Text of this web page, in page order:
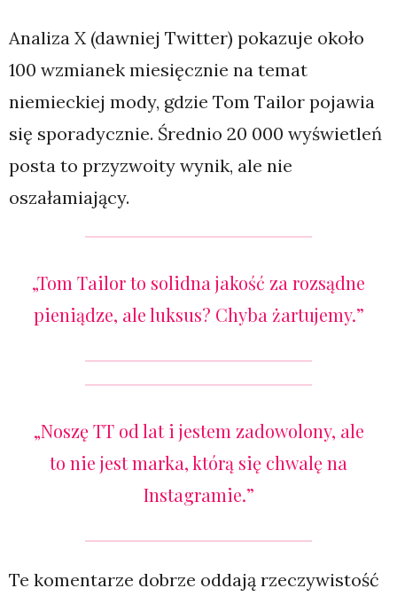
Analiza X (dawniej Twitter) pokazuje około
100 wzmianek miesięcznie na temat
niemieckiej mody, gdzie Tom Tailor pojawia
się sporadycznie. Średnio 20 000 wyświetleń
posta to przyzwoity wynik, ale nie
oszałamiający.
„Tom Tailor to solidna jakość za rozsądne
pieniądze, ale luksus? Chyba żartujemy.”
„Noszę TT od lat i jestem zadowolony, ale
to nie jest marka, którą się chwalę na
Instagramie.”
Te komentarze dobrze oddają rzeczywistość